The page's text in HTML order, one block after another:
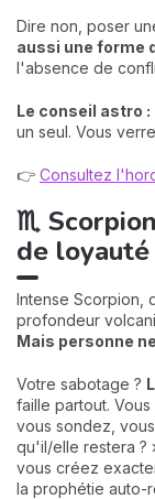
Dire non, poser
aussi une forme
l'absence de
Le conseil astro :
un seul. Vous
👉 Consultez
♏
de loyauté
Intense Scorpion,
profondeur
Mais personne
Votre sabotage ?
faille partout.
vous sondez,
qu'il/elle restera ?
vous créez
la prophétie auto-